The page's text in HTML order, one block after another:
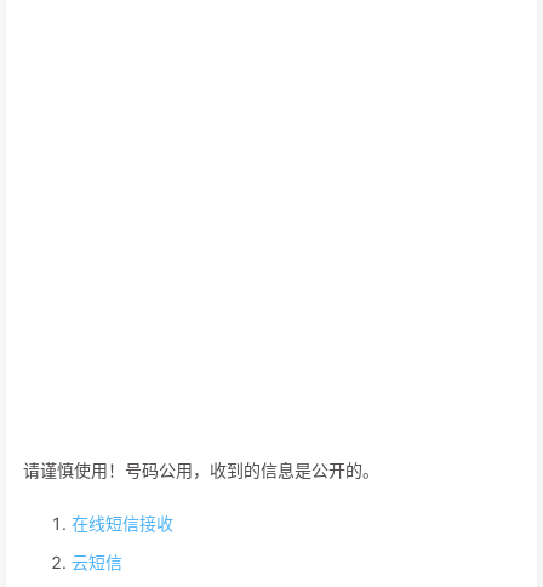
请谨慎使用！号码公用，收到的信息是公开的。
在线短信接收
云短信